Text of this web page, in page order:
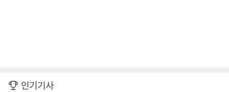
인기기사